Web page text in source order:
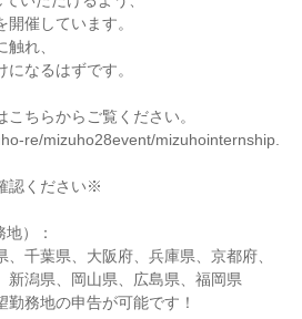
催しています。
触れ、
なるはずです。
ちらからご覧ください。
re/mizuho28event/mizuhointernship.
認ください※
）：
千葉県、大阪府、兵庫県、京都府、
新潟県、岡山県、広島県、福岡県
務地の申告が可能です！